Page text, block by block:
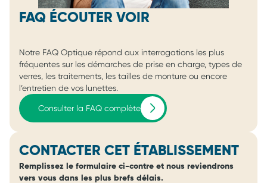
FAQ ÉCOUTER VOIR
Notre FAQ Optique répond aux interrogations les plus
fréquentes sur les démarches de prise en charge, types de
verres, les traitements, les tailles de monture ou encore
l’entretien de vos lunettes.
Consulter la FAQ complète
CONTACTER CET ÉTABLISSEMENT
Remplissez le formulaire ci-contre et nous reviendrons
vers vous dans les plus brefs délais.